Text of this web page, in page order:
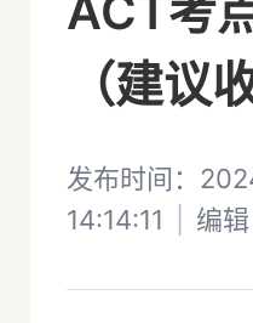
（建议
发布时间：
14:14:11
编辑